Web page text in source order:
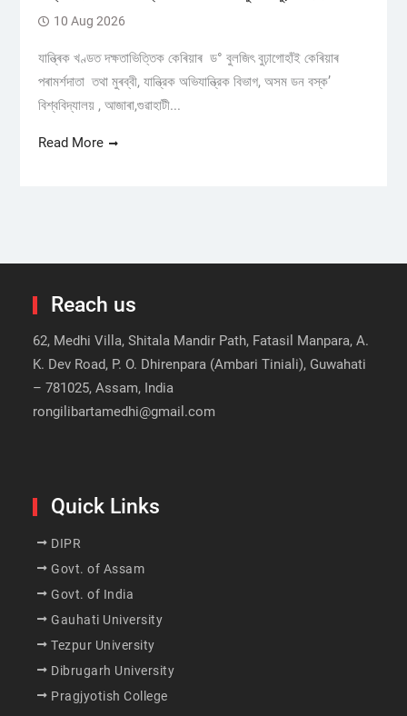
10 Aug 2026
যান্ত্ৰিক খণ্ডত দক্ষতাভিত্তিক কেৰিয়াৰ ড° বুলজিৎ বুঢ়াগোহাঁই কেৰিয়াৰ
পৰামৰ্শদাতা তথা মুৰব্বী, যান্ত্রিক অভিযান্ত্রিক বিভাগ, অসম ডন বস্ক’
বিশ্ববিদ্যালয় , আজাৰা,গুৱাহাটী...
Read More
Reach us
62, Medhi Villa, Shitala Mandir Path, Fatasil Manpara, A.
K. Dev Road, P. O. Dhirenpara (Ambari Tiniali), Guwahati
– 781025, Assam, India
rongilibartamedhi@gmail.com
Quick Links
DIPR
Govt. of Assam
Govt. of India
Gauhati University
Tezpur University
Dibrugarh University
Pragjyotish College